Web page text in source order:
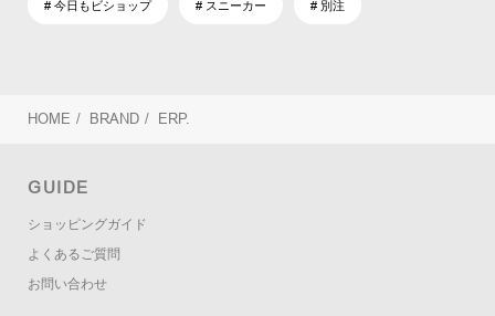
# 今日もビショップ # スニーカー # 別注
HOME / BRAND / ERP.
GUIDE
ショッピングガイド
よくあるご質問
お問い合わせ